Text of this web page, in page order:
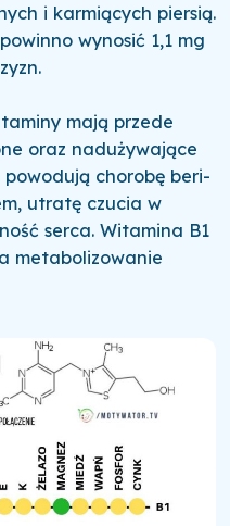
i karmiących piersią.
wynosić 1,1 mg
mają przede
oraz nadużywające
chorobę beri-
utratę czucia w
serca. Witamina B1
metabolizowanie